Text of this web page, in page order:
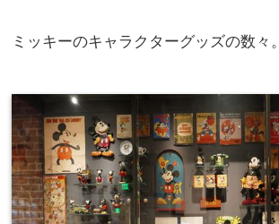
ミッキーのキャラクターグッズの数々。